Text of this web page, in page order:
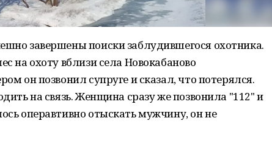
завершены поиски заблудившегося охотника.
на охоту вблизи села Новокабаново
он позвонил супруге и сказал, что потерялся.
на связь. Женщина сразу же позвонила "112" и
операвтивно отыскать мужчину, он не